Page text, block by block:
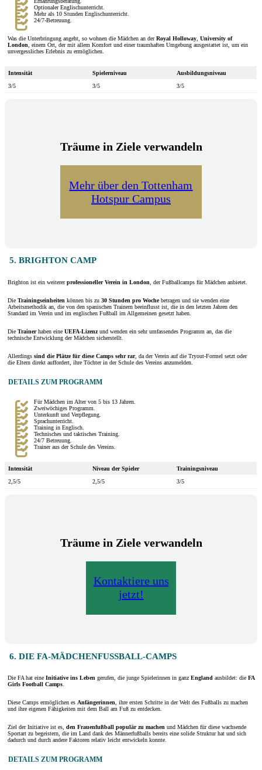
Optionaler Englischunterricht.
Mehr als 10 Stunden Englischunterricht.
24/7-Betreuung.
Was die Unterbringung angeht, so wohnen die Mädchen an derRoyal Holloway University of
London , einem Ort, der mit allem Komfort und einer traumhaften Umgebung ausgestattet ist, um ein
unvergessliches Erlebnis zu ermöglichen.
Intensität Spielerniveau
Ausbildungsniveau
3/5
3/5 3/5
Träume in Ziele verwandeln
Mehr über den Tottenham
Hotspur Campus
5. BRIGHTON CAMP
Brighton ist ein weitererprofessioneller Verein in London , der Fußballcamps für Mädchen anbietet.
Die Trainingseinheiten können bis zu 30 Stunden pro Wochebetragen und sie wenden eine
Arbeitsmethodik an, die von den spanischen Trainern beeinflusst ist, die in den letzten Jahren den
Standard im Verein und im englischen Fußball im Allgemeinen gesetzt haben.
Die Trainerhaben eine UEFA-Lizenzund wenden ein sehr umfassendes Programm an, das die
technische Entwicklung der Mädchen sicherstellt.
Allerdings sind die Plätze für diese Camps sehr rar, da der Verein auf die Tryout-Formel setzt oder
die Eltern direkt auffordert, ihre Töchter in der Schule des Vereins anzumelden.
DETAILS ZUM PROGRAMM
Für Mädchen im Alter von 5 bis 13 Jahren.
Zweiwöchiges Programm.
Unterkunft und Verpflegung.
Sprachunterricht.
Training in Englisch.
Technisches und taktisches Training.
24/7 Betreuung.
Trainer aus der Schule des Vereins.
Intensität Niveau der Spieler
Trainingsniveau
2,5/5
2,5/5 3/5
Träume in Ziele verwandeln
Kontaktiere uns
jetzt!
6. DIE FA-MÄDCHENFUSSBALL-CAMPS
Die FA hat eine Initiative ins Leben gerufen, die junge Spielerinnen in ganz England ausbildet: die FA
Girls Football Camps.
Diese Camps ermöglichen es Anfängerinnen, ihre ersten Schritte in der Welt des Fußballs zu machen
und ihre eigenen Fähigkeiten mit dem Ball am Fuß zu entdecken.
Ziel der Initiative ist es, den Frauenfußball populär zu machen und Mädchen für diese wachsende
Sportart zu begeistern, die im Land dank des Männerfußballs bereits eine solide Struktur hat und sich
dadurch und durch andere Faktoren relativ leicht entwickeln konnte.
DETAILS ZUM PROGRAMM